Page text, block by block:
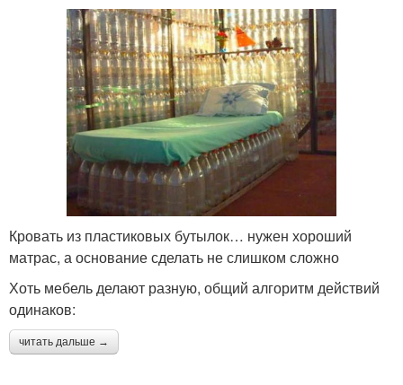
Кровать из пластиковых бутылок… нужен хороший
матрас, а основание сделать не слишком сложно
Хоть мебель делают разную, общий алгоритм действий
одинаков:
читать дальше →